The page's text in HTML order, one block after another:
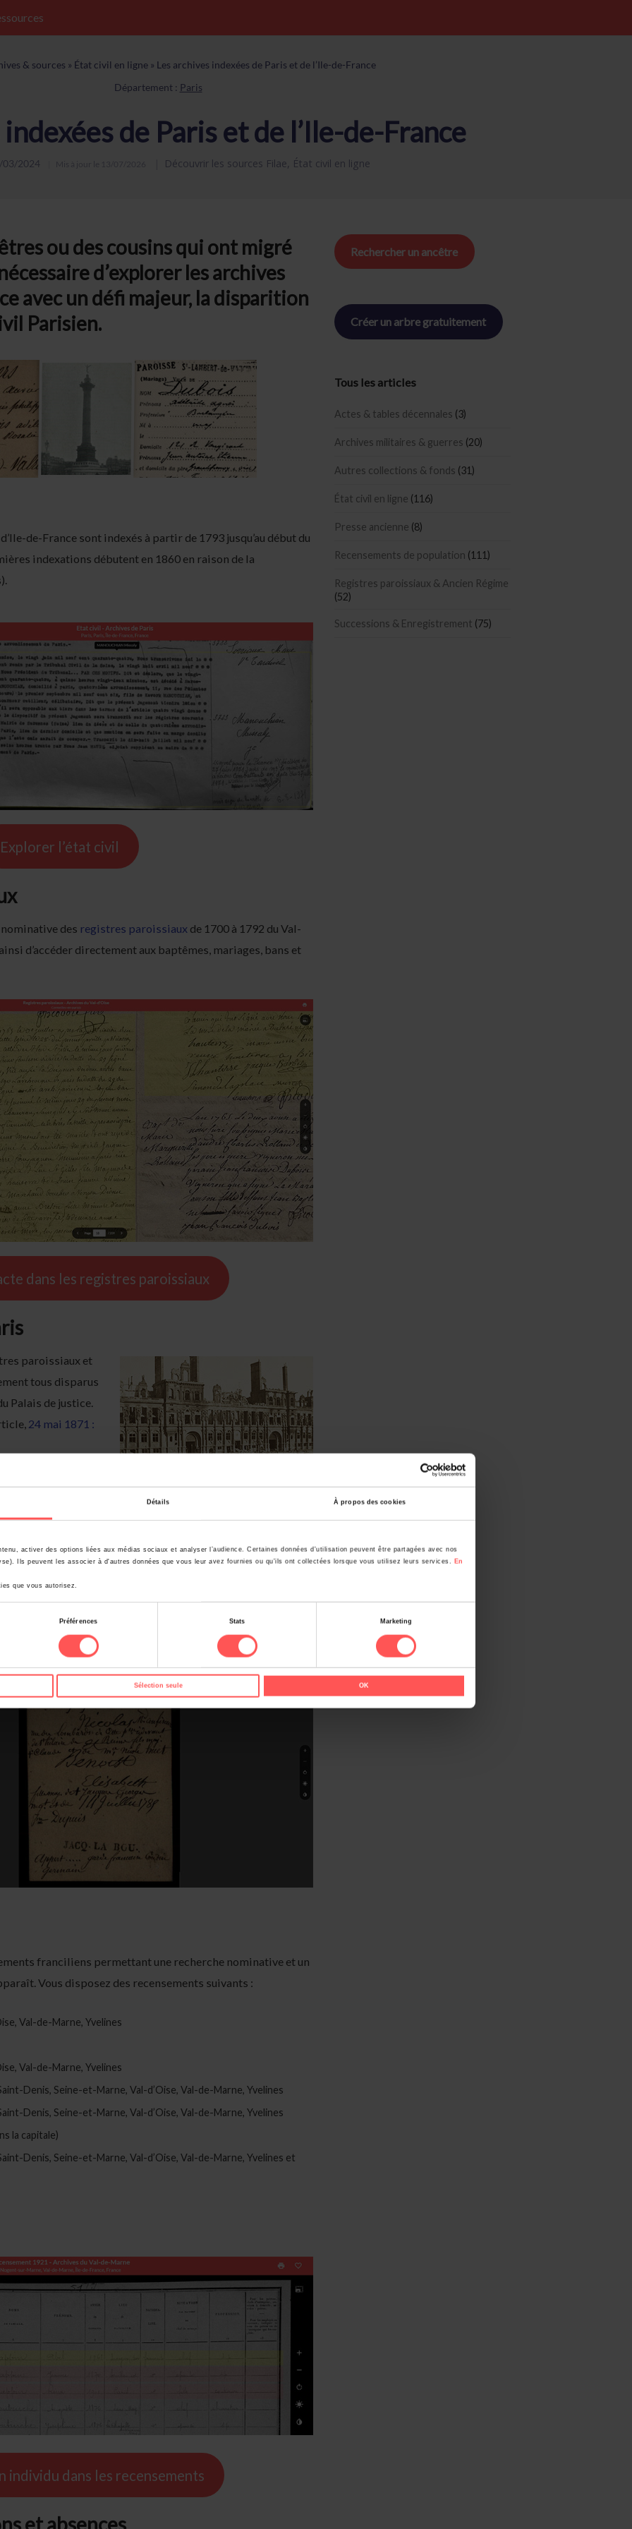
Détails À propos des cookies
activer des options liées aux médias sociaux et analyser l’audience. Certaines données d'utilisation peuvent être partagées avec nos
Ils peuvent les associer à d'autres données que vous leur avez fournies ou qu'ils ont collectées lorsque vous utilisez leurs services.
En
que vous autorisez.
Préférences Stats Marketing
Sélection seule OK
& sources » État civil en ligne » Les archives indexées de Paris et de l’Ile-de-France
Département : Paris
de Paris et de l’Ile-de-France
03/2024 Découvrir les sources Filae, État civil en ligne
ou des cousins qui ont migré
d’explorer les archives
avec un défi majeur, la disparition
Parisien.
de-France sont indexés à partir de 1793 jusqu’au début du
indexations débutent en 1860 en raison de la
Explorer l’état civil
des registres paroissiaux de 1700 à 1792 du Val-
d’accéder directement aux baptêmes, mariages, bans et
dans les registres paroissiaux
paroissiaux et
tous disparus
Palais de justice.
24 mai 1871 :
:
de connaitre la date et le lieu d’un événement reconstitué après
comment accéder aux actes reconstitués de Paris.
qui répertorie des mariages du 17e au début du 19e siècle :
franciliens permettant une recherche nominative et un
Vous disposez des recensements suivants :
Val-de-Marne, Yvelines
Val-de-Marne, Yvelines
Denis, Seine-et-Marne, Val-d’Oise, Val-de-Marne, Yvelines
Denis, Seine-et-Marne, Val-d’Oise, Val-de-Marne, Yvelines
la capitale)
Denis, Seine-et-Marne, Val-d’Oise, Val-de-Marne, Yvelines et
individu dans les recensements
Rechercher un ancêtre
Créer un arbre gratuitement
Tous les articles
Actes & tables décennales (3)
Archives militaires & guerres (20)
Autres collections & fonds (31)
État civil en ligne (116)
Presse ancienne (8)
Recensements de population (111)
Registres paroissiaux & Ancien Régime
(52)
Successions & Enregistrement (75)